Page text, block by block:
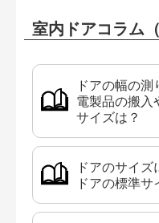
室内ドアコラム（
ドアの幅の
電製品の搬入
サイズは？
ドアのサイ
ドアの標準サ